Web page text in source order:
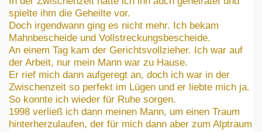
spielte ihm die Geheilte vor.
Doch irgendwann ging es nicht mehr. Ich bekam
Mahnbescheide und Vollstreckungsbescheide.
An einem Tag kam der Gerichtsvollzieher. Ich war auf
der Arbeit, nur mein Mann war zu Hause.
Er rief mich dann aufgeregt an, doch ich war in der
Zwischenzeit so perfekt im Lügen und er liebte mich ja.
So konnte ich wieder für Ruhe sorgen.
1998 verließ ich dann meinen Mann, um einen Traum
hinterherzulaufen, der für mich dann aber zum Alptraum